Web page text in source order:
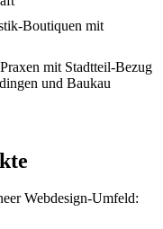
Boutiquen mit
mit Stadtteil-Bezug
und Baukau
er Webdesign-Umfeld: